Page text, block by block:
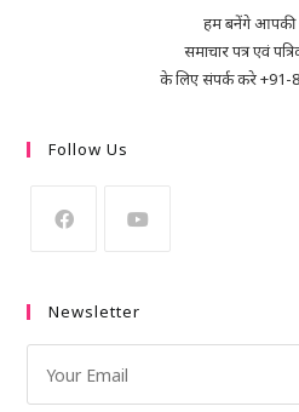
हम बनेंगे
समाचार पत्र एवं
के लिए संपर्क करे +91-
Follow Us
Newsletter